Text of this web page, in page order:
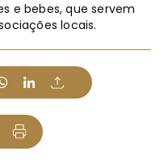
e bebes, que servem
locais.